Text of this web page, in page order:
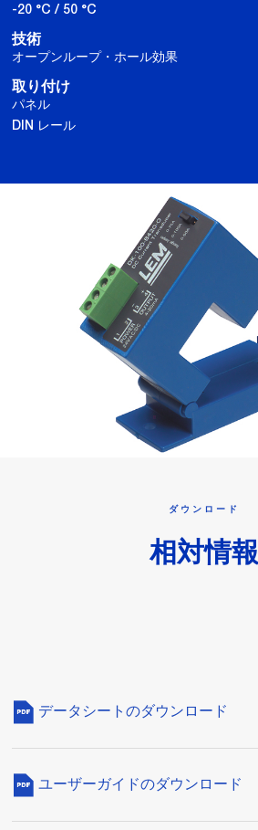
-20 °C / 50 °C
技術
オープンループ・ホール効果
取り付け
パネル
DIN レール
ダウンロード
相対情報
データシートのダウンロード
ユーザーガイドのダウンロード